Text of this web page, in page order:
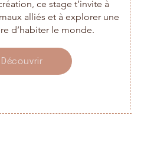
ce stage t’invite à
alliés et à explorer une
d’habiter le monde.
Découvrir